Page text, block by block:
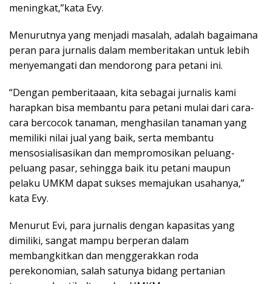
meningkat,”kata Evy.
Menurutnya yang menjadi masalah, adalah bagaimana
peran para jurnalis dalam memberitakan untuk lebih
menyemangati dan mendorong para petani ini.
“Dengan pemberitaaan, kita sebagai jurnalis kami
harapkan bisa membantu para petani mulai dari cara-
cara bercocok tanaman, menghasilan tanaman yang
memiliki nilai jual yang baik, serta membantu
mensosialisasikan dan mempromosikan peluang-
peluang pasar, sehingga baik itu petani maupun
pelaku UMKM dapat sukses memajukan usahanya,”
kata Evy.
Menurut Evi, para jurnalis dengan kapasitas yang
dimiliki, sangat mampu berperan dalam
membangkitkan dan menggerakkan roda
perekonomian, salah satunya bidang pertanian